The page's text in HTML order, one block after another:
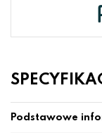
Podstawowe